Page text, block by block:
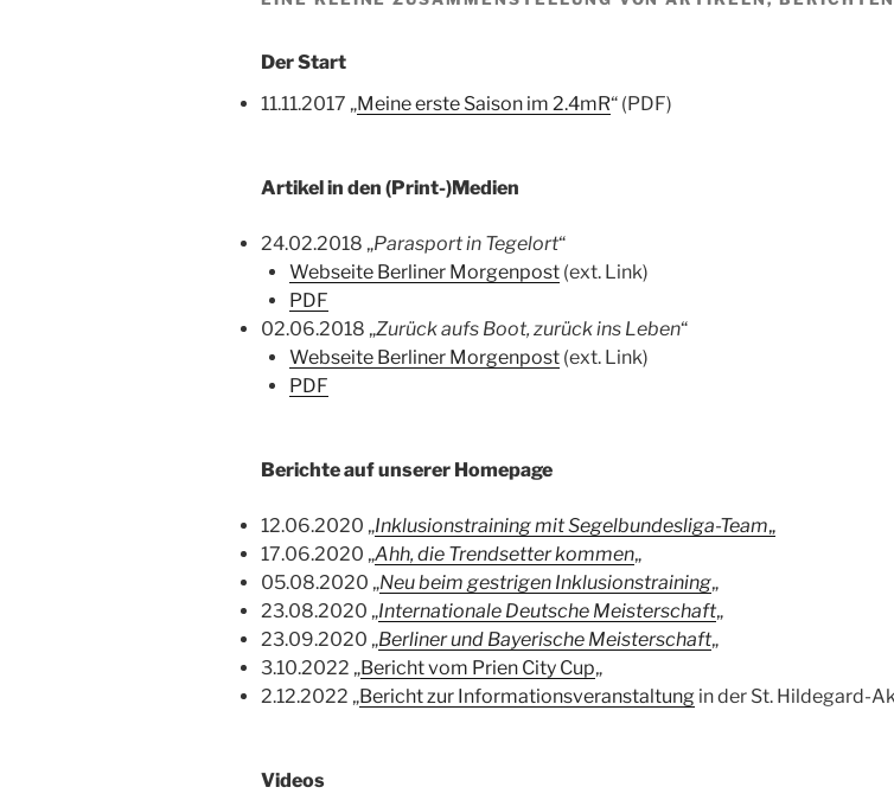
Der Start
11.11.2017 „Meine erste Saison im 2.4mR“ (PDF)
Artikel in den (Print-)Medien
24.02.2018 „Parasport in Tegelort“
Webseite Berliner Morgenpost (ext. Link)
PDF
02.06.2018 „Zurück aufs Boot, zurück ins Leben“
Webseite Berliner Morgenpost (ext. Link)
PDF
Berichte auf unserer Homepage
12.06.2020 „Inklusionstraining mit Segelbundesliga-Team„
17.06.2020 „Ahh, die Trendsetter kommen„
05.08.2020 „Neu beim gestrigen Inklusionstraining„
23.08.2020 „Internationale Deutsche Meisterschaft„
23.09.2020 „Berliner und Bayerische Meisterschaft„
3.10.2022 „Bericht vom Prien City Cup„
2.12.2022 „Bericht zur Informationsveranstaltung in der St. Hildegard-
Videos